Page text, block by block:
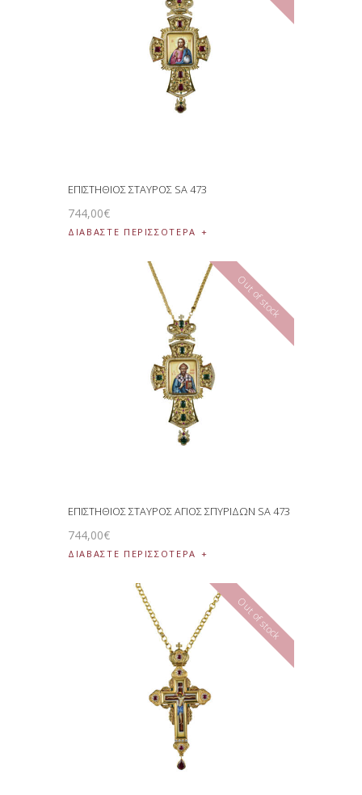
ΕΠΙΣΤΗΘΙΟΣ ΣΤΑΥΡΟΣ SA 473
744,00€
ΔΙΑΒΆΣΤΕ ΠΕΡΙΣΣΌΤΕΡΑ
Out of stock
ΕΠΙΣΤΗΘΙΟΣ ΣΤΑΥΡΟΣ ΑΓΙΟΣ ΣΠΥΡΙΔΩΝ SA 473
744,00€
ΔΙΑΒΆΣΤΕ ΠΕΡΙΣΣΌΤΕΡΑ
Out of stock